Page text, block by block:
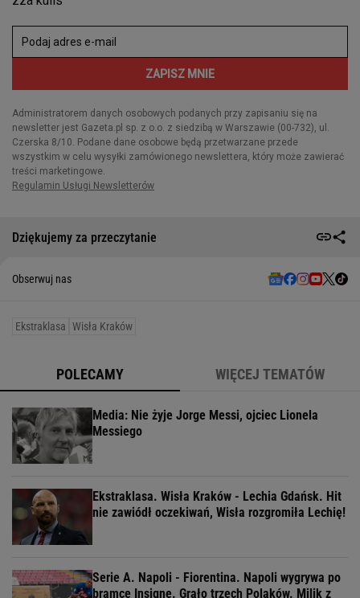
Dziękujemy za przeczytanie
Obserwuj nas
Ekstraklasa Wisła Kraków
POLECAMY WIĘCEJ TEMATÓW
Media: Nie żyje Jorge Messi, ojciec Lionela
Messiego
Ekstraklasa. Wisła Kraków - Lechia Gdańsk. Hit
nie zawiódł oczekiwań, Wisła rozgromiła Lechię!
Serie A. Napoli - Fiorentina. Napoli wygrywa po
bramce Insigne. Grało trzech Polaków. Milik z